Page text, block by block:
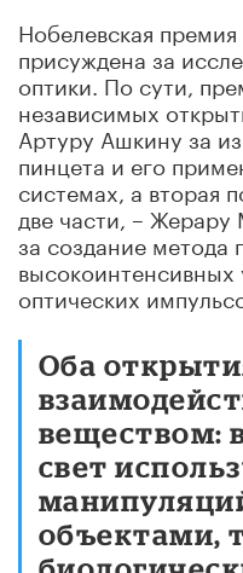
Нобелевская
присуждена за
оптики. По сути,
независимых
Артуру Ашкину за
пинцета и его
системах, а вторая
две части, –
за создание метода
высокоинтенсивных
оптических
Оба
веществом:
свет
объектами,